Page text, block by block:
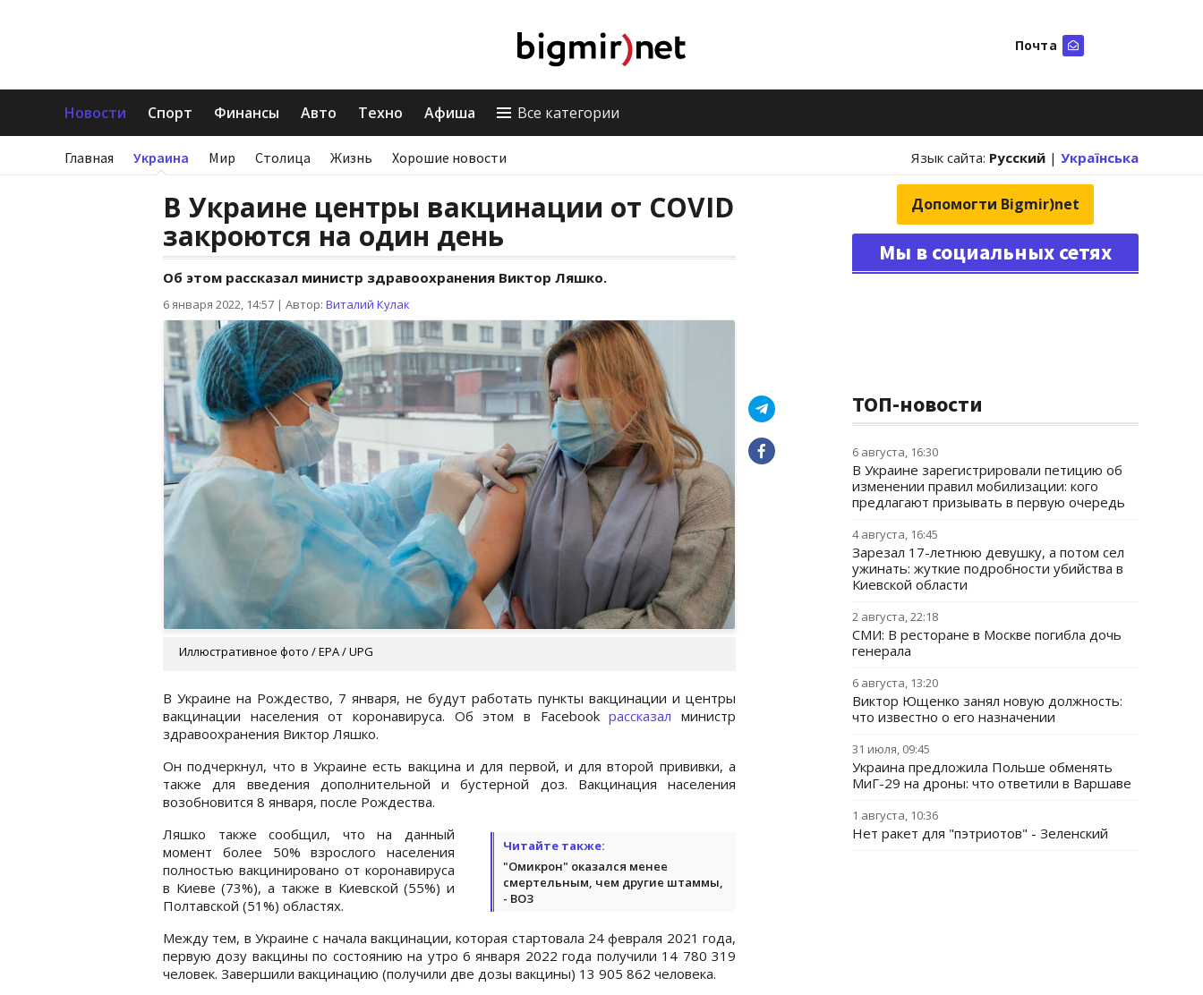
Почта
Новости Спорт Финансы Авто Техно Афиша Все категории
Главная Украина Мир Столица Жизнь Хорошие новости Язык сайта: Русский | Українська
В Украине центры вакцинации от COVID
закроются на один день
Об этом рассказал министр здравоохранения Виктор Ляшко.
6 января 2022, 14:57 | Автор: Виталий Кулак
Иллюстративное фото / EPA / UPG
В Украине на Рождество, 7 января, не будут работать пункты вакцинации и центры
вакцинации населения от коронавируса. Об этом в Facebookрассказал министр
здравоохранения Виктор Ляшко.
Он подчеркнул, что в Украине есть вакцина и для первой, и для второй прививки, а
также для введения дополнительной и бустерной доз. Вакцинация населения
возобновится 8 января, после Рождества.
Читайте также:
"Омикрон" оказался менее
смертельным, чем другие штаммы,
- ВОЗ
Ляшко также сообщил, что на данный
момент более 50% взрослого населения
полностью вакцинировано от коронавируса
в Киеве (73%), а также в Киевской (55%) и
Полтавской (51%) областях.
Между тем, в Украине с начала вакцинации, которая стартовала 24 февраля 2021 года,
первую дозу вакцины по состоянию на утро 6 января 2022 года получили 14 780 319
человек. Завершили вакцинацию (получили две дозы вакцины) 13 905 862 человека.
Допомогти Bigmir)net
Мы в социальных сетях
ТОП-новости
6 августа, 16:30
В Украине зарегистрировали петицию об
изменении правил мобилизации: кого
предлагают призывать в первую очередь
4 августа, 16:45
Зарезал 17-летнюю девушку, а потом сел
ужинать: жуткие подробности убийства в
Киевской области
2 августа, 22:18
СМИ: В ресторане в Москве погибла дочь
генерала
6 августа, 13:20
Виктор Ющенко занял новую должность:
что известно о его назначении
31 июля, 09:45
Украина предложила Польше обменять
МиГ-29 на дроны: что ответили в Варшаве
1 августа, 10:36
Нет ракет для "пэтриотов" - Зеленский